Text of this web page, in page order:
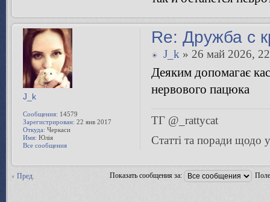
Re: Дружба с
J_k » 26 май 2026,
Деяким допомагає
нервового пацюка
ТГ @_rattycat
Статті та поради щодо
J_k
Сообщения: 14579
Зарегистрирован: 22 янв 2017
Откуда: Черкаси
Имя: Юлія
Все сообщения
Пред. Показать сообщения за: